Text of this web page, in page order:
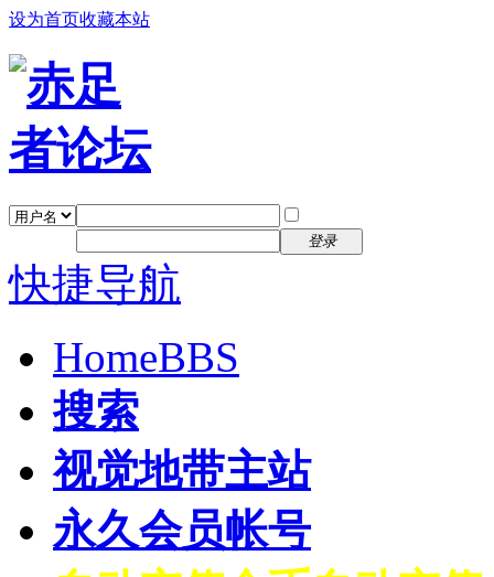
设为首页收藏本站
登录
快捷导航
HomeBBS
搜索
视觉地带主站
永久会员帐号